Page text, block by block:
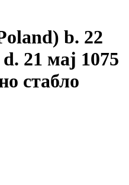
b. 22
21 мај 1075
стабло